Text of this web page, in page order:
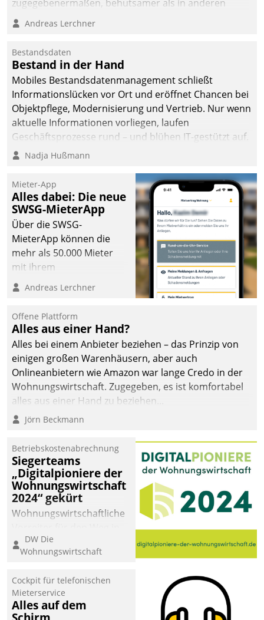
zugegebenermaßen, behutsamer als in anderen
Branchen.
Andreas Lerchner
Bestandsdaten
Bestand in der Hand
Mobiles Bestandsdatenmanagement schließt
Informationslücken vor Ort und eröffnet Chancen bei
Objektpflege, Modernisierung und Vertrieb. Nur wenn
aktuelle Informationen vorliegen, laufen
Geschäftsprozesse rund – und blühen IT-gestützt auf.
Nadja Hußmann
Mieter-App
Alles dabei: Die neue
SWSG-MieterApp
Über die SWSG-
MieterApp können die
mehr als 50.000 Mieter
mit ihrem
Wohnungsunternehmen
kommunizieren, auf dem
einsehen und ändern
oder
Schadensmeldungen
abgeben – rund um die
Uhr.
Andreas Lerchner
Offene Plattform
Alles aus einer Hand?
Alles bei einem Anbieter beziehen – das Prinzip von
einigen großen Warenhäusern, aber auch
Onlineanbietern wie Amazon war lange Credo in der
Wohnungswirtschaft. Zugegeben, es ist komfortabel
alles aus einer Hand zu beziehen...
Jörn Beckmann
Betriebskostenabrechnung
Siegerteams
„Digitalpioniere der
Wohnungswirtschaft
2024“ gekürt
Wohnungswirtschaftliche
eine digitale Zukunft zu
finden, ist das Ziel des
der
Wohnungswirtschaft“.
Bewerben können sich
DW Die
Wohnungswirtschaft
Cockpit für telefonischen
Mieterservice
Alles auf dem